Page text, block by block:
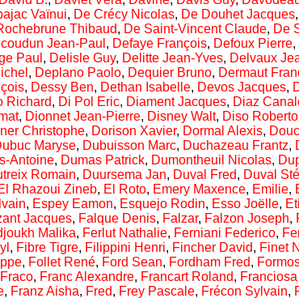
Vaïnui, De Crécy Nicolas, De Douhet Jacques,
Thibaud, De Saint-Vincent Claude, De
Jean-Paul , Defaye François, Defoux Pierre,
Paul , Delisle Guy, Delitte Jean-Yves, Delvaux
, Deplano Paolo, Dequier Bruno, Dermaut
, Dessy Ben, Dethan Isabelle, Devos Jacques,
Richard, Di Pol Eric, Diament Jacques, Diaz
, Dionnet Jean-Pierre, Disney Walt, Diso Roberto
Christophe, Dorison Xavier, Dormal Alexis,
Maryse, Dubuisson Marc, Duchazeau Frantz,
Antoine, Dumas Patrick, Dumontheuil Nicolas,
Romain, Duursema Jan, Duval Fred, Duval
Rhazoui Zineb, El Roto, Emery Maxence, Emilie,
, Espey Eamon, Esquejo Rodin, Esso Joëlle,
Jacques, Falque Denis, Falzar, Falzon Joseph,
Malika, Ferlut Nathalie, Ferniani Federico,
, Fibre Tigre, Filippini Henri, Fincher David, Finet
, Follet René, Ford Sean, Fordham Fred,
Fraco, Franc Alexandre, Francart Roland,
, Franz Aisha, Fred, Frey Pascale, Frécon Sylvain,